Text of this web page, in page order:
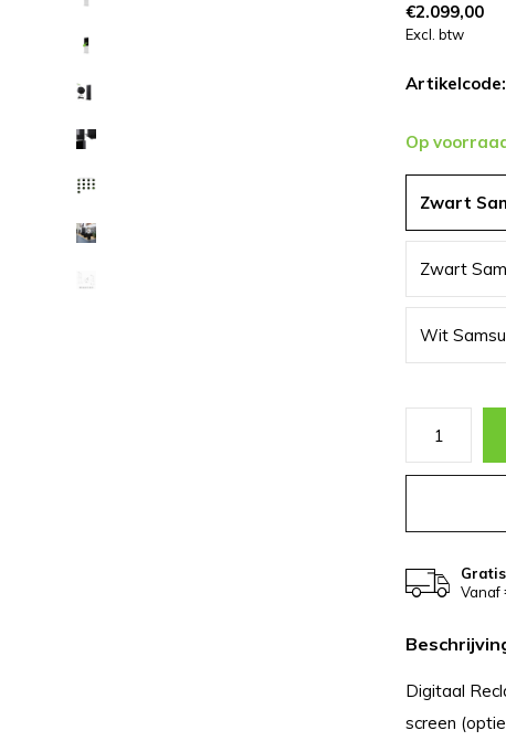
€2.099,00
Excl. btw
Artikelcode:
Op
Zwart
Zwart
Wit
Vanaf
Digitaal
screen